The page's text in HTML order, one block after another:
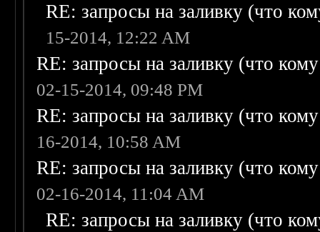
RE: запросы на заливку (что
15-2014, 12:22 AM
RE: запросы на заливку (что
02-15-2014, 09:48 PM
RE: запросы на заливку (что
16-2014, 10:58 AM
RE: запросы на заливку (что
02-16-2014, 11:04 AM
RE: запросы на заливку (что